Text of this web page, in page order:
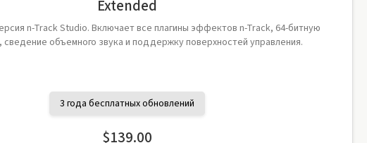
Extended
n-Track Studio. Включает все плагины эффектов n-Track, 64-битную
сведение объемного звука и поддержку поверхностей управления.
3 года бесплатных обновлений
$139.00